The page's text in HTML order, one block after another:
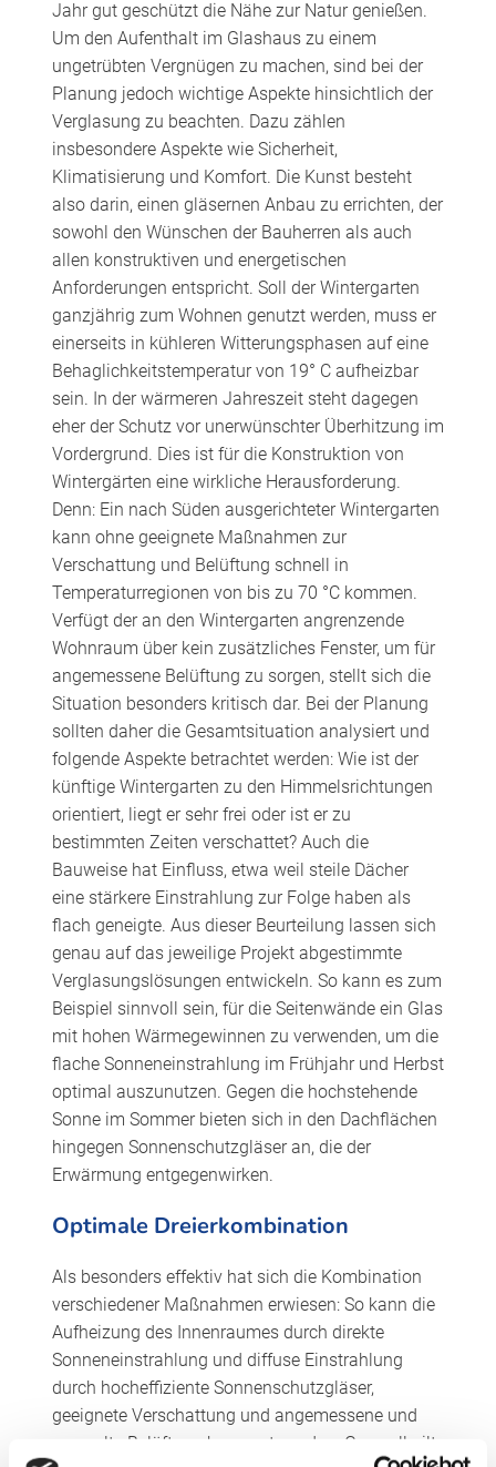
Jahr gut geschützt die Nähe zur Natur genießen.
Um den Aufenthalt im Glashaus zu einem
ungetrübten Vergnügen zu machen, sind bei der
Planung jedoch wichtige Aspekte hinsichtlich der
Verglasung zu beachten. Dazu zählen
insbesondere Aspekte wie Sicherheit,
Klimatisierung und Komfort. Die Kunst besteht
also darin, einen gläsernen Anbau zu errichten, der
sowohl den Wünschen der Bauherren als auch
allen konstruktiven und energetischen
Anforderungen entspricht. Soll der Wintergarten
ganzjährig zum Wohnen genutzt werden, muss er
einerseits in kühleren Witterungsphasen auf eine
Behaglichkeitstemperatur von 19° C aufheizbar
sein. In der wärmeren Jahreszeit steht dagegen
eher der Schutz vor unerwünschter Überhitzung im
Vordergrund. Dies ist für die Konstruktion von
Wintergärten eine wirkliche Herausforderung.
Denn: Ein nach Süden ausgerichteter Wintergarten
kann ohne geeignete Maßnahmen zur
Verschattung und Belüftung schnell in
Temperaturregionen von bis zu 70 °C kommen.
Verfügt der an den Wintergarten angrenzende
Wohnraum über kein zusätzliches Fenster, um für
angemessene Belüftung zu sorgen, stellt sich die
Situation besonders kritisch dar. Bei der Planung
sollten daher die Gesamtsituation analysiert und
folgende Aspekte betrachtet werden: Wie ist der
künftige Wintergarten zu den Himmelsrichtungen
orientiert, liegt er sehr frei oder ist er zu
bestimmten Zeiten verschattet? Auch die
Bauweise hat Einfluss, etwa weil steile Dächer
eine stärkere Einstrahlung zur Folge haben als
flach geneigte. Aus dieser Beurteilung lassen sich
genau auf das jeweilige Projekt abgestimmte
Verglasungslösungen entwickeln. So kann es zum
Beispiel sinnvoll sein, für die Seitenwände ein Glas
mit hohen Wärmegewinnen zu verwenden, um die
flache Sonneneinstrahlung im Frühjahr und Herbst
optimal auszunutzen. Gegen die hochstehende
Sonne im Sommer bieten sich in den Dachflächen
hingegen Sonnenschutzgläser an, die der
Erwärmung entgegenwirken.
Optimale Dreierkombination
Als besonders effektiv hat sich die Kombination
verschiedener Maßnahmen erwiesen: So kann die
Aufheizung des Innenraumes durch direkte
Sonneneinstrahlung und diffuse Einstrahlung
durch hocheffiziente Sonnenschutzgläser,
geeignete Verschattung und angemessene und
geregelte Belüftung begrenzt werden. Generell gilt: